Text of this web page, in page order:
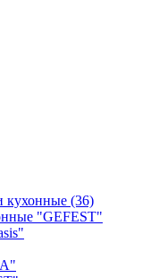
кухонные (36)
"GEFEST"